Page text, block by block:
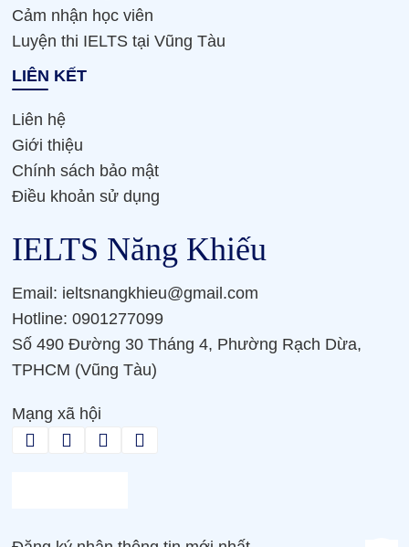
Cảm nhận học viên
Luyện thi IELTS tại Vũng Tàu
LIÊN KẾT
Liên hệ
Giới thiệu
Chính sách bảo mật
Điều khoản sử dụng
IELTS Năng Khiếu
Email: ieltsnangkhieu@gmail.com
Hotline: 0901277099
Số 490 Đường 30 Tháng 4, Phường Rạch Dừa,
TPHCM (Vũng Tàu)
Mạng xã hội